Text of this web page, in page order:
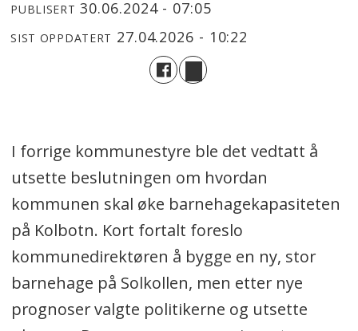
PUBLISERT 30.06.2024 - 07:05
SIST OPPDATERT 27.04.2026 - 10:22
I forrige kommunestyre ble det vedtatt å
utsette beslutningen om hvordan
kommunen skal øke barnehagekapasiteten
på Kolbotn. Kort fortalt foreslo
kommunedirektøren å bygge en ny, stor
barnehage på Solkollen, men etter nye
prognoser valgte politikerne og utsette